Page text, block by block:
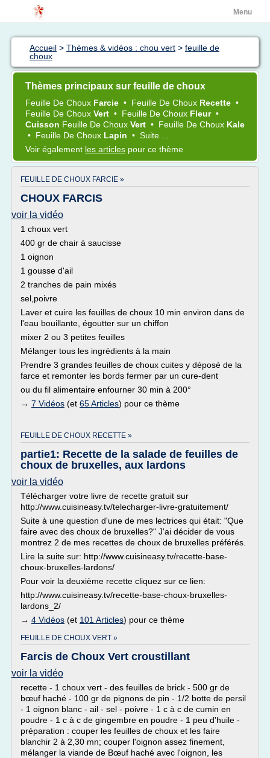
Menu
Accueil > Thèmes & vidéos : chou vert > feuille de
choux
Thèmes principaux sur feuille de choux
Feuille De Choux Farcie • Feuille De Choux Recette •
Feuille De Choux Vert • Feuille De Choux Fleur •
Cuisson Feuille De Choux Vert • Feuille De Choux Kale
• Feuille De Choux Lapin • Suite ...
Voir également les articles pour ce thème
FEUILLE DE CHOUX FARCIE »
CHOUX FARCIS
voir la vidéo
1 choux vert
400 gr de chair à saucisse
1 oignon
1 gousse d'ail
2 tranches de pain mixés
sel,poivre
Laver et cuire les feuilles de choux 10 min environ dans de
l'eau bouillante, égoutter sur un chiffon
mixer 2 ou 3 petites feuilles
Mélanger tous les ingrédients à la main
Prendre 3 grandes feuilles de choux cuites y déposé de la
farce et remonter les bords fermer par un cure-dent
ou du fil alimentaire enfourner 30 min à 200°
→ 7 Vidéos (et 65 Articles) pour ce thème
FEUILLE DE CHOUX RECETTE »
partie1: Recette de la salade de feuilles de
choux de bruxelles, aux lardons
voir la vidéo
Télécharger votre livre de recette gratuit sur
http://www.cuisineasy.tv/telecharger-livre-gratuitement/
Suite à une question d'une de mes lectrices qui était: "Que
faire avec des choux de bruxelles?" J'ai décider de vous
montrez 2 de mes recettes de choux de bruxelles préférés.
Lire la suite sur: http://www.cuisineasy.tv/recette-base-
choux-bruxelles-lardons/
Pour voir la deuxième recette cliquez sur ce lien:
http://www.cuisineasy.tv/recette-base-choux-bruxelles-
lardons_2/
→ 4 Vidéos (et 101 Articles) pour ce thème
FEUILLE DE CHOUX VERT »
Farcis de Choux Vert croustillant
voir la vidéo
recette - 1 choux vert - des feuilles de brick - 500 gr de
bœuf haché - 100 gr de pignons de pin - 1/2 botte de persil
- 1 oignon blanc - ail - sel - poivre - 1 c à c de cumin en
poudre - 1 c à c de gingembre en poudre - 1 peu d'huile -
préparation : couper les feuilles de choux et les faire
blanchir 2 à 2,30 mn; couper l'oignon assez finement,
mélanger la viande de Bœuf haché avec l'oignon, les